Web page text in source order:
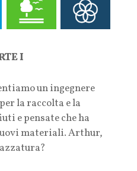
I
un ingegnere
la raccolta e la
e pensate che ha
materiali. Arthur,